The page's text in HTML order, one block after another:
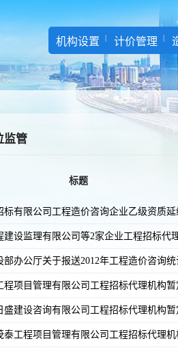
机构设置
计价管理
监管
标题
标有限公司工程造价咨询企业乙级资质延
建设监理有限公司等2家企业工程招标代
办公厅关于报送2012年工程造价咨询
程项目管理有限公司工程招标代理机构暂
盛建设咨询有限公司工程招标代理机构暂
工程项目管理有限公司工程招标代理机